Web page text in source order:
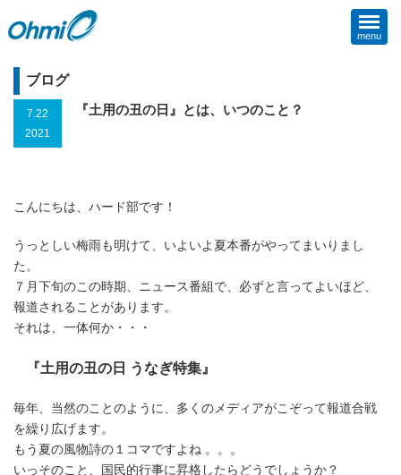
menu
ブログ
7.22
2021
『土用の丑の日』とは、いつのこと？
こんにちは、ハード部です！
うっとしい梅雨も明けて、いよいよ夏本番がやってまいりまし
た。
７月下旬のこの時期、ニュース番組で、必ずと言ってよいほど、
報道されることがあります。
それは、一体何か・・・
『土用の丑の日 うなぎ特集』
毎年、当然のことのように、多くのメディアがこぞって報道合戦
を繰り広げます。
もう夏の風物詩の１コマですよね 。。。
いっそのこと、国民的行事に昇格したらどうでしょうか？